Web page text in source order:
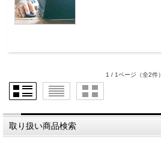
1 / 1ページ （全2件）
取り扱い商品検索